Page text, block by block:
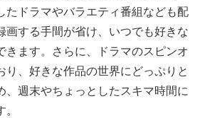
たドラマやバラエティ番組なども配
画する手間が省け、いつでも好きな
きます。さらに、ドラマのスピンオ
り、好きな作品の世界にどっぷりと
、週末やちょっとしたスキマ時間に